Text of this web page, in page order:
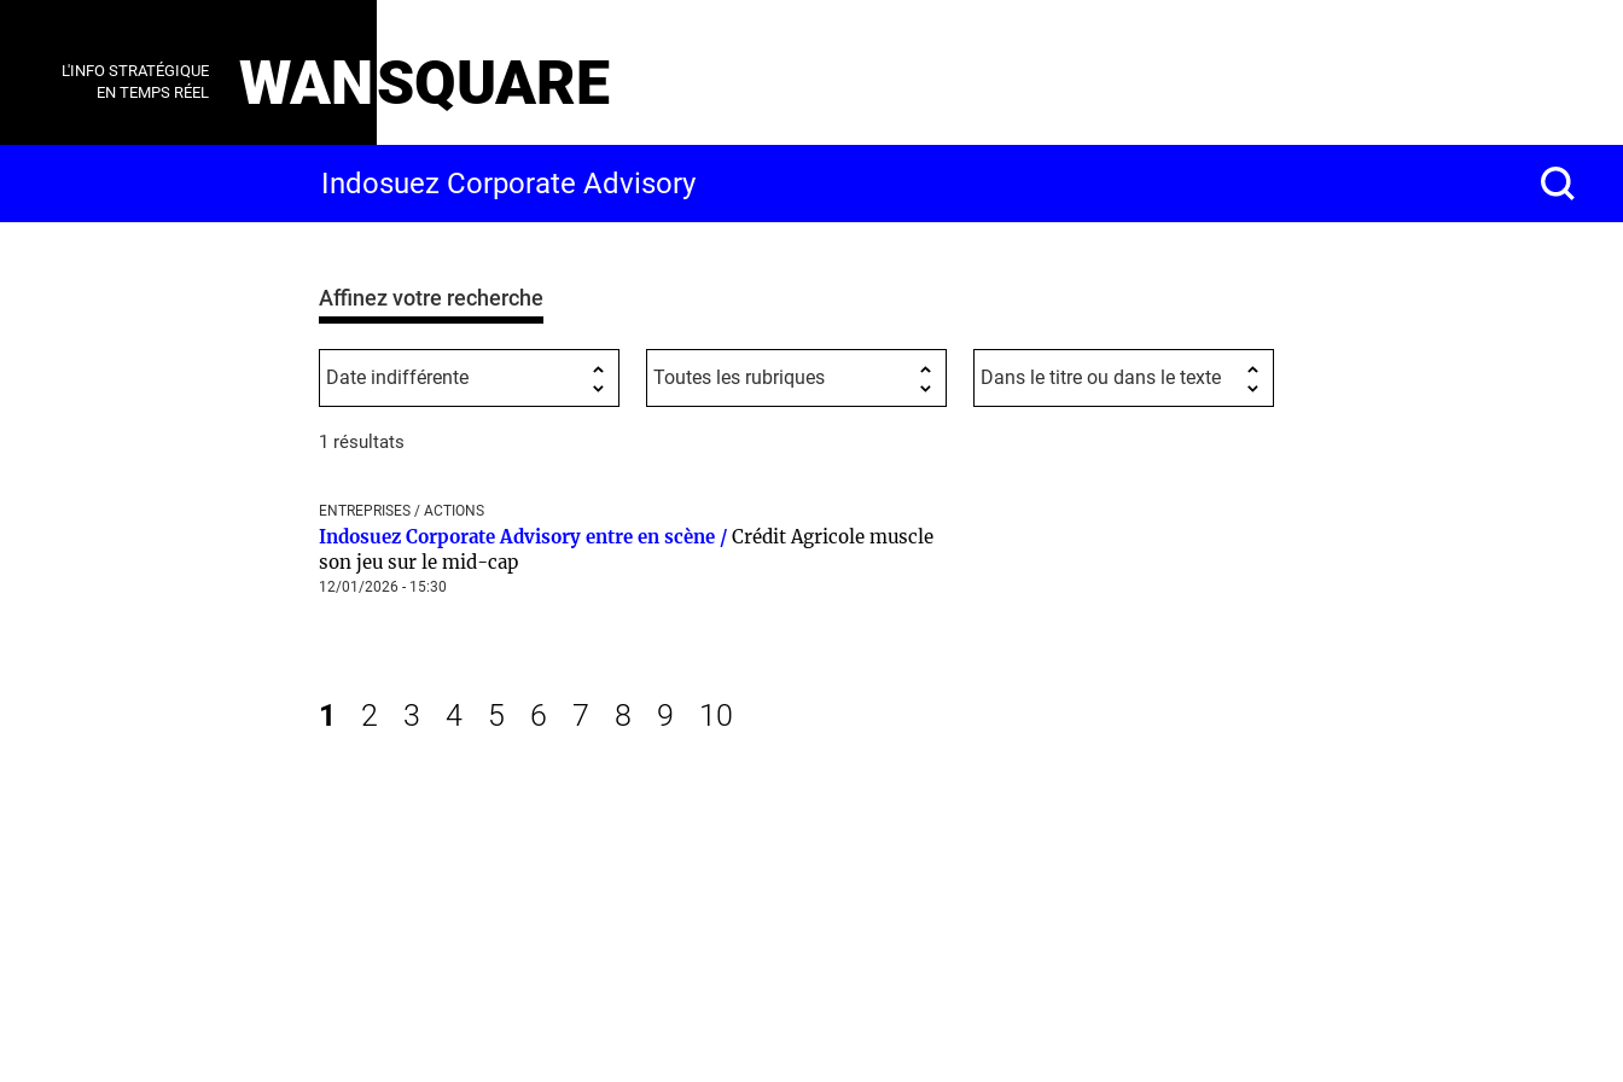
L'INFO STRATÉGIQUE
EN TEMPS RÉEL
WANSQUARE
Affinez votre recherche
1 résultats
ENTREPRISES / ACTIONS
Indosuez Corporate Advisory entre en scène / Crédit Agricole muscle
son jeu sur le mid-cap
12/01/2026 - 15:30
1 2 3 4 5 6 7 8 9 10